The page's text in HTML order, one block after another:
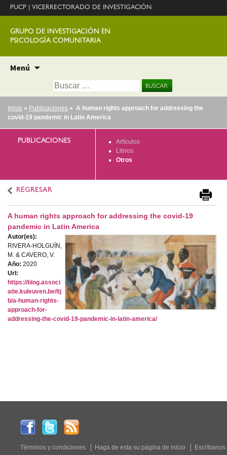
PUCP VICERRECTORADO DE INVESTIGACIÓN
GRUPO DE INVESTIGACIÓN EN
PSICOLOGÍA COMUNITARIA
Menú
contenido
Buscar:
Inicio » Publicaciones » A human rights approach for addressing the
covid-19 pandemic in Latin America
PUBLICACIONES
Artículos
Libros
Otros
REGRESAR
A human rights approach for addressing the covid-19
pandemic in Latin America
Autor(es):
RIVERA-HOLGUÍN,
M. & CAVERO, V.
Año: 2020
Url:
https://blog.associ
atie.kuleuven.be/ltj
b/a-human-rights-
approach-for-
addressing-the-covid-19-pandemic-in-latin-america/
Términos y condiciones Haga de esta su página de inicio
Escríbanos